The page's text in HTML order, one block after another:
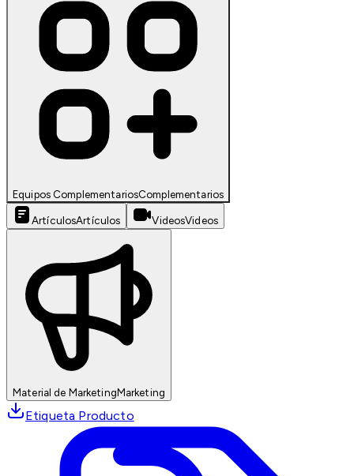
Equipos ComplementariosComplementarios
ArtículosArtículos VideosVideos
Material de MarketingMarketing
Etiqueta Producto